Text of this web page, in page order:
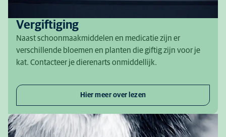
Vergiftiging
Naast schoonmaakmiddelen en medicatie zijn er
verschillende bloemen en planten die giftig zijn voor je
kat. Contacteer je dierenarts onmiddellijk.
Hier meer over lezen